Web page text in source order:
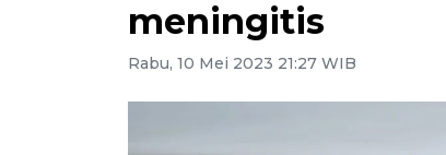
meningitis
Rabu, 10 Mei 2023 21:27 WIB